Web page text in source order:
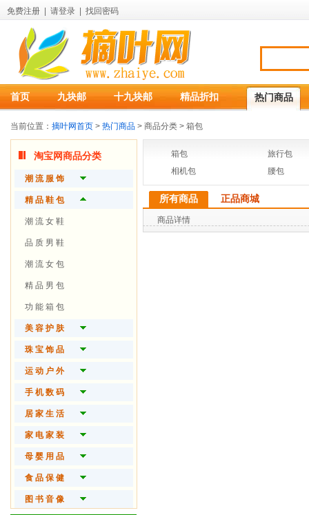
免费注册 请登录 找回密码
首页 九块邮 十九块邮 精品折扣 热门商品
当前位置： 摘叶网首页 > 热门商品 > 商品分类 > 箱包
淘宝网商品分类
潮 流 服 饰
品 牌 女 装
品 牌 男 装
精 致 内 衣
时 尚 配 件
精 品 鞋 包
潮 流 女 鞋
品 质 男 鞋
潮 流 女 包
精 品 男 包
功 能 箱 包
美 容 护 肤
护 肤 产 品
时 尚 彩 妆
魅 力 香 水
身 体 护 理
精 油 芳 疗
时 尚 假 发
美 妆 工 具
男 士 护 肤
珠 宝 饰 品
开 运 珠 宝
流 行 饰 品
钻 石 首 饰
翡 翠 首 饰
宝 石 首 饰
黄 金 首 饰
珍 珠 首 饰
运 动 户 外
球 拍 运 动
瑜 伽 美 体
健 身 器 械
户 外 装 备
球 类 运 动
自 行 车
手 机 数 码
手 机
笔 记 本
数 码 相 机
随 身 视 听
电 脑 硬 件
居 家 生 活
名 品 家 纺
时 尚 家 饰
家 庭 清 洁
厨 房 用 品
家 电 家 装
大 家 电
生 活 电 器
厨 房 电 器
母 婴 用 品
婴 儿 食 品
婴 儿 用 品
食 品 保 健
保 健 食 品
图 书 音 像
箱包
旅行包
相机包
腰包
所有商品 正品商城
商品详情